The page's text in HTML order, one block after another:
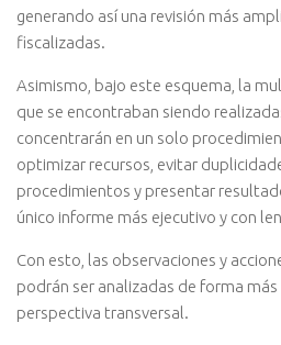
generando así una revisión más
fiscalizadas.
Asimismo, bajo este esquema, la
que se encontraban siendo
concentrarán en un solo
optimizar recursos, evitar
procedimientos y presentar
único informe más ejecutivo y con
Con esto, las observaciones y
podrán ser analizadas de forma
perspectiva transversal.